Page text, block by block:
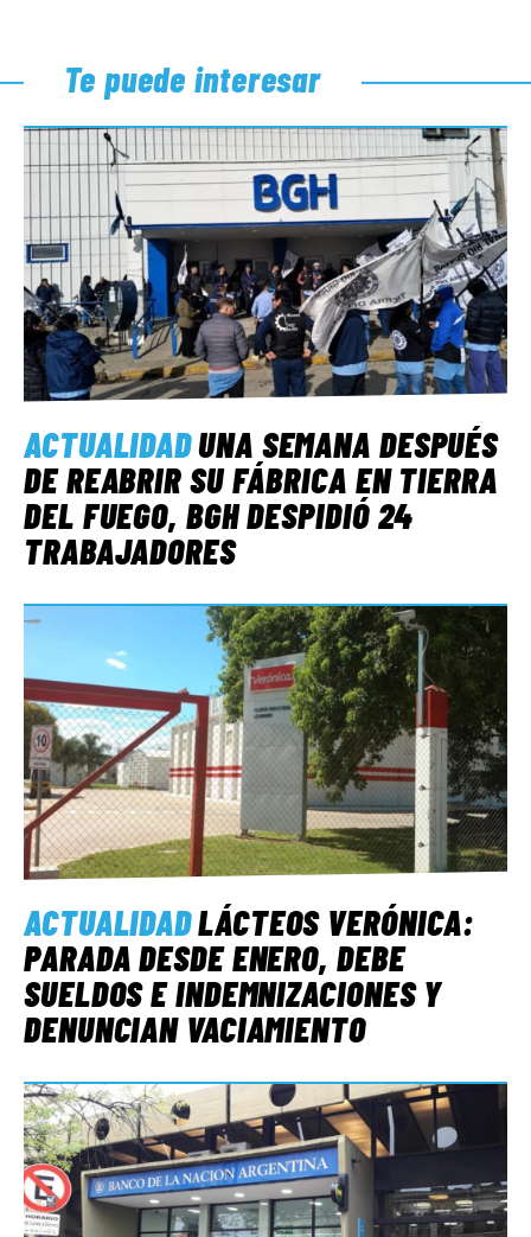
Te puede interesar
ACTUALIDADUNA SEMANA DESPUÉS
DE REABRIR SU FÁBRICA EN TIERRA
DEL FUEGO, BGH DESPIDIÓ 24
TRABAJADORES
ACTUALIDADLÁCTEOS VERÓNICA:
PARADA DESDE ENERO, DEBE
SUELDOS E INDEMNIZACIONES Y
DENUNCIAN VACIAMIENTO